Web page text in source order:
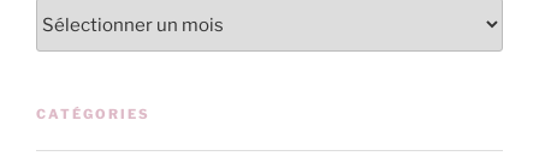
CATÉGORIES